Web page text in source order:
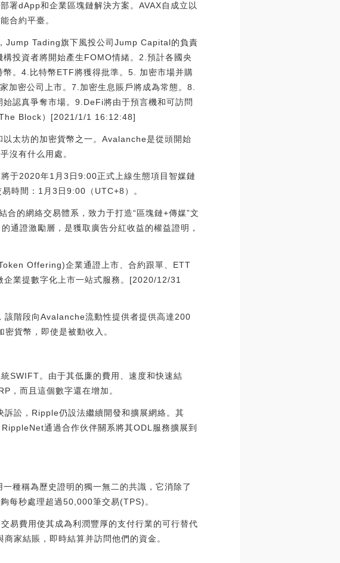
署dApp和企業區塊鏈解決方案。AVAX自成立以
合約平臺。
Jump Tading旗下風投公司Jump Capital的負責
投資者將開始產生FOMO情緒。2.預計各國央
。4.比特幣ETF將獲得批準。5. 加密市場并購
加密公司上市。7.加密生息賬戶將成為常態。8.
認真爭奪市場。9.DeFi將由于預言機和可訪問
The Block）[2021/1/1 16:12:48]
太坊的加密貨幣之一。Avalanche是從頭開始
沒有什么用處。
于2020年1月3日9:00正式上線生態項目智媒鏈
時間：1月3日9:00（UTC+8）。
合的網絡交易體系，致力于打造“區塊鏈+傳媒”文
通證激勵層，是獲取廣告分紅收益的權益證明，
Offering)企業通證上市、合約跟單、ETT
業提數字化上市一站式服務。[2020/12/31
階段向Avalanche流動性提供者提供高達200
貨幣，即使是被動收入。
SWIFT。由于其低廉的費用、速度和快速結
，而且這個數字還在增加。
訟，Ripple仍設法繼續開發和擴展網絡。其
通過合作伙伴關系將其ODL服務擴展到
種稱為歷史證明的獨一無二的共識，它消除了
每秒處理超過50,000筆交易(TPS)。
易費用使其成為利潤豐厚的支付行業的可行替代
家結賬，即時結算并訪問他們的資金。